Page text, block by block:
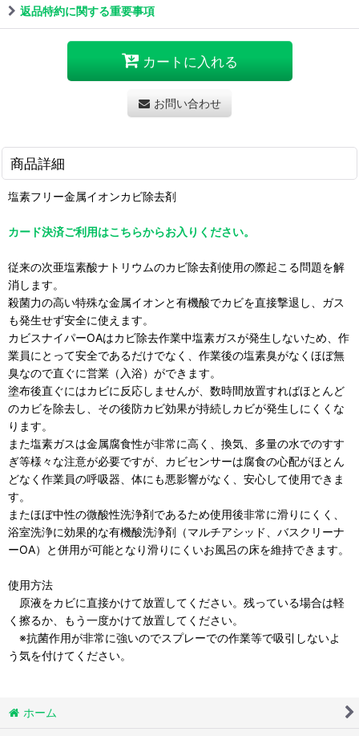
返品特約に関する重要事項
カートに入れる
お問い合わせ
商品詳細
塩素フリー金属イオンカビ除去剤
カード決済ご利用はこちらからお入りください。
従来の次亜塩素酸ナトリウムのカビ除去剤使用の際起こる問題を解
消します。
殺菌力の高い特殊な金属イオンと有機酸でカビを直接撃退し、ガス
も発生せず安全に使えます。
カビスナイパーOAはカビ除去作業中塩素ガスが発生しないため、作
業員にとって安全であるだけでなく、作業後の塩素臭がなくほぼ無
臭なので直ぐに営業（入浴）ができます。
塗布後直ぐにはカビに反応しませんが、数時間放置すればほとんど
のカビを除去し、その後防カビ効果が持続しカビが発生しにくくな
ります。
また塩素ガスは金属腐食性が非常に高く、換気、多量の水でのすす
ぎ等様々な注意が必要ですが、カビセンサーは腐食の心配がほとん
どなく作業員の呼吸器、体にも悪影響がなく、安心して使用できま
す。
またほぼ中性の微酸性洗浄剤であるため使用後非常に滑りにくく、
浴室洗浄に効果的な有機酸洗浄剤（マルチアシッド、バスクリーナ
ーOA）と併用が可能となり滑りにくいお風呂の床を維持できます。
使用方法
原液をカビに直接かけて放置してください。残っている場合は軽
く擦るか、もう一度かけて放置してください。
※抗菌作用が非常に強いのでスプレーでの作業等で吸引しないよ
う気を付けてください。
ホーム